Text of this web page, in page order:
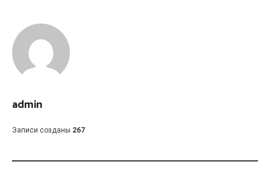
admin
Записи созданы 267